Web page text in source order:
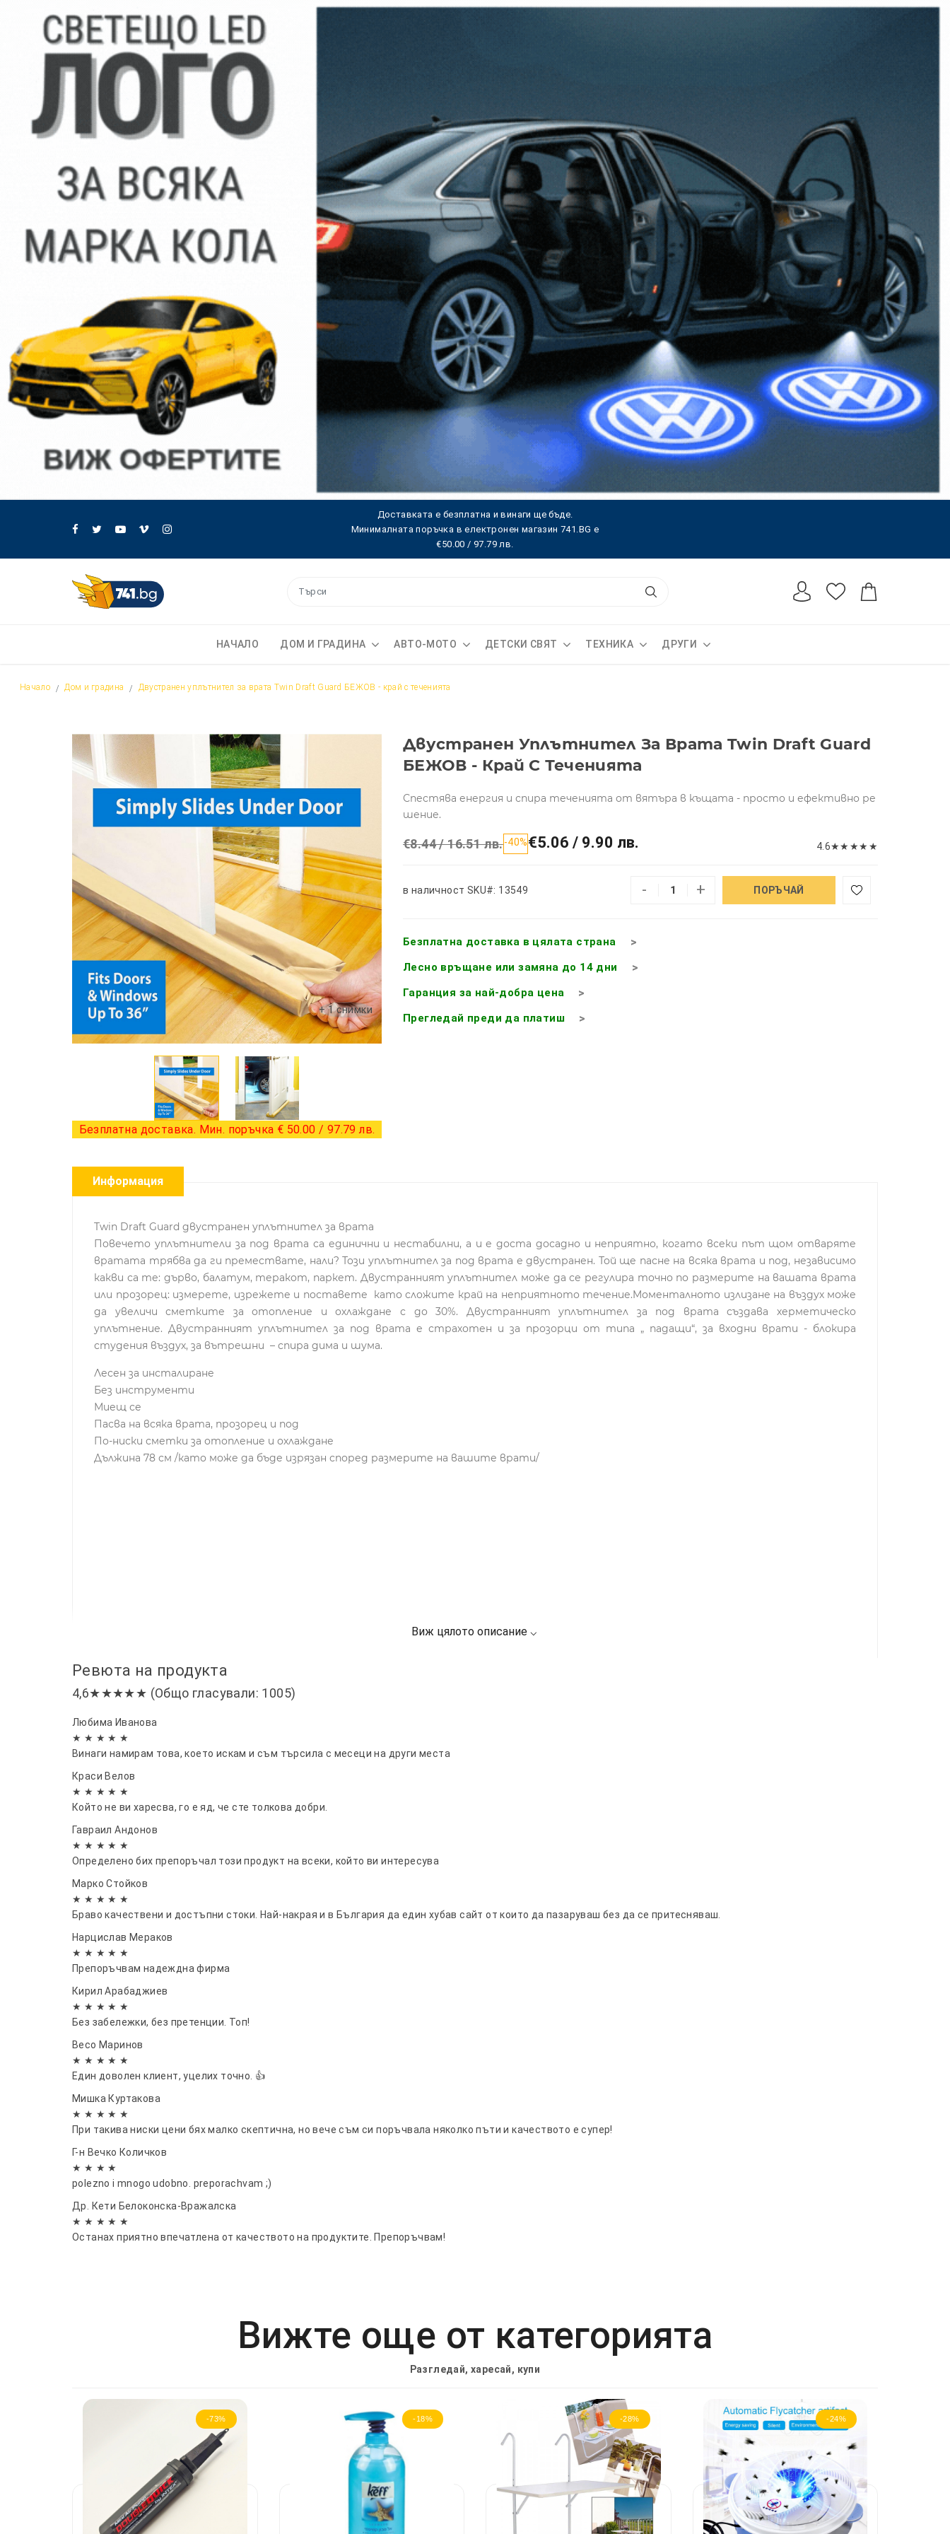
Доставката е безплатна и винаги ще бъде.
Минималната поръчка в електронен магазин 741.BG е
€50.00 / 97.79 лв.
НАЧАЛО ДОМ И ГРАДИНА АВТО-МОТО ДЕТСКИ СВЯТ ТЕХНИКА ДРУГИ
Начало Дом и градина Двустранен уплътнител за врата Twin Draft Guard БЕЖОВ - край с теченията
+ 1 снимки
Безплатна доставка. Мин. поръчка € 50.00 / 97.79 лв.
Двустранен Уплътнител За Врата Twin Draft Guard
БЕЖОВ - Край С Теченията
Спестява енергия и спира теченията от вятъра в къщата - просто и ефективно ре
шение.
€8.44 / 16.51 лв.-40%€5.06 / 9.90 лв. 4.6★★ ★★ ★
в наличност SKU#: 13549 - + ПОРЪЧАЙ
Безплатна доставка в цялата страна
Лесно връщане или замяна до 14 дни
Гаранция за най-добра цена
Прегледай преди да платиш
Информация
Twin Draft Guard двустранен уплътнител за врата
Повечето уплътнители за под врата са единични и нестабилни, а и е доста досадно и неприятно, когато всеки път щом отваряте
вратата трябва да ги премествате, нали? Този уплътнител за под врата е двустранен. Той ще пасне на всяка врата и под, независимо
какви са те: дърво, балатум, теракот, паркет. Двустранният уплътнител може да се регулира точно по размерите на вашата врата
или прозорец: измерете, изрежете и поставете като сложите край на неприятното течение.Mоменталното излизане на въздух може
да увеличи сметките за отопление и охлаждане с до 30%. Двустранният уплътнител за под врата създава херметическо
уплътнение. Двустранният уплътнител за под врата е страхотен и за прозорци от типа „ падащи“, за входни врати - блокира
студения въздух, за вътрешни – спира дима и шума.
Лесен за инсталиране
Без инструменти
Миещ се
Пасва на всяка врата, прозорец и под
По-ниски сметки за отопление и охлаждане
Дължина 78 см /като може да бъде изрязан според размерите на вашите врати/
Ревюта на продукта
4,6★★★★★ (Общо гласували: 1005)
Любима Иванова
★ ★ ★ ★ ★
Винаги намирам това, което искам и съм търсила с месеци на други места
Краси Велов
★ ★ ★ ★ ★
Който не ви харесва, го е яд, че сте толкова добри.
Гавраил Андонов
★ ★ ★ ★ ★
Определено бих препоръчал този продукт на всеки, който ви интересува
Марко Стойков
★ ★ ★ ★ ★
Браво качествени и достъпни стоки. Най-накрая и в България да един хубав сайт от които да пазаруваш без да се притесняваш.
Нарцислав Мераков
★ ★ ★ ★ ★
Препоръчвам надеждна фирма
Кирил Арабаджиев
★ ★ ★ ★ ★
Без забележки, без претенции. Топ!
Весо Маринов
★ ★ ★ ★ ★
Един доволен клиент, уцелих точно. 👍
Мишка Куртакова
★ ★ ★ ★ ★
При такива ниски цени бях малко скептична, но вече съм си поръчвала няколко пъти и качеството е супер!
Г-н Вечко Количков
★ ★ ★ ★
polezno i mnogo udobno. preporachvam ;)
Др. Кети Белоконска-Вражалска
★ ★ ★ ★ ★
Останах приятно впечатлена от качеството на продуктите. Препоръчвам!
Вижте още от категорията
Разгледай, харесай, купи
-73% -18% -28% -24%